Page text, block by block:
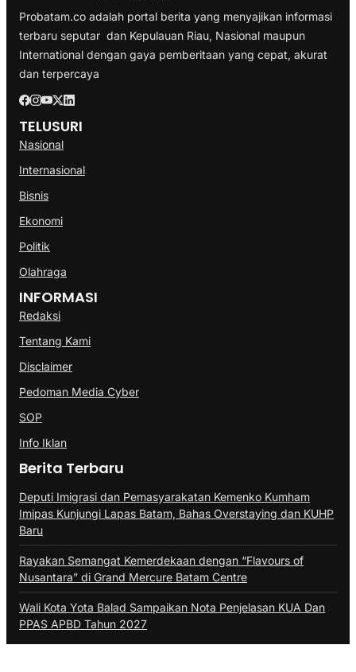
Probatam.co adalah portal berita yang menyajikan informasi
terbaru seputar dan Kepulauan Riau, Nasional maupun
International dengan gaya pemberitaan yang cepat, akurat
dan terpercaya
TELUSURI
Nasional
Internasional
Bisnis
Ekonomi
Politik
Olahraga
INFORMASI
Redaksi
Tentang Kami
Disclaimer
Pedoman Media Cyber
SOP
Info Iklan
Berita Terbaru
Deputi Imigrasi dan Pemasyarakatan Kemenko Kumham
Imipas Kunjungi Lapas Batam, Bahas Overstaying dan KUHP
Baru
Rayakan Semangat Kemerdekaan dengan “Flavours of
Nusantara” di Grand Mercure Batam Centre
Wali Kota Yota Balad Sampaikan Nota Penjelasan KUA Dan
PPAS APBD Tahun 2027